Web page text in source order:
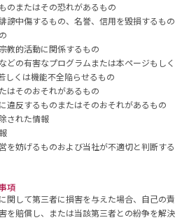
のまたはその恐れがあるもの
謗中傷するもの、名誉、信用を毀損するもの
教的活動に関係するもの
どの有害なプログラムまたは本ページもしく
しくは機能不全陥らせるもの
はそのおそれがあるもの
違反するものまたはそのおそれがあるもの
された情報
を妨げるものおよび当社が不適切と判断する
項
関して第三者に損害を与えた場合、自己の責
を賠償し、または当該第三者との紛争を解決